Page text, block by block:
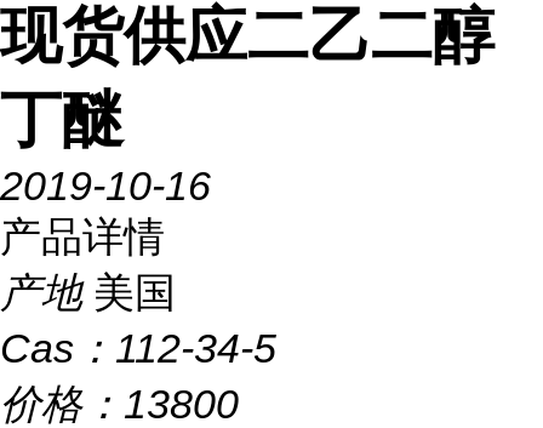
现货供应二乙二醇
丁醚
2019-10-16
产品详情
产地 美国
Cas： 112-34-5
价格： 13800